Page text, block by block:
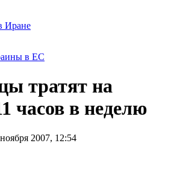
Иране
в ЕС
тратят на
часов в неделю
2007, 12:54